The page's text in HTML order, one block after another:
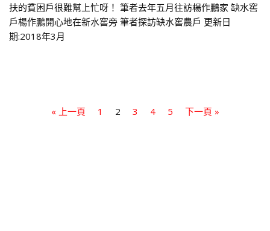
扶的貧困戶很難幫上忙呀！ 筆者去年五月往訪楊作鵬家 缺水窖
戶楊作鵬開心地在新水窖旁 筆者探訪缺水窖農戶 更新日
期:2018年3月
« 上一頁 1 2 3 4 5 下一頁 »